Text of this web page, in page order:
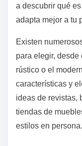
a descubrir qué
adapta mejor a tu
Existen
para elegir,
rústico o el
características y
ideas de revistas,
tiendas de
estilos en persona.